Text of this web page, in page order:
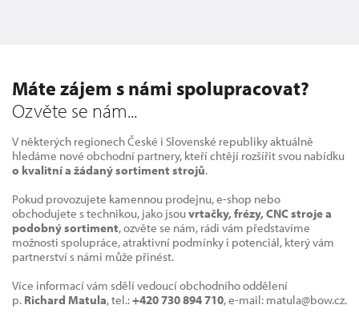
Máte zájem s námi spolupracovat?
Ozvěte se nám...
V některých regionech České i Slovenské republiky aktuálně
hledáme nové obchodní partnery, kteří chtějí rozšířit svou nabídku
o kvalitní a žádaný sortiment strojů.
Pokud provozujete kamennou prodejnu, e-shop nebo
obchodujete s technikou, jako jsouvrtačky, frézy, CNC stroje a
podobný sortiment, ozvěte se nám, rádi vám představíme
možnosti spolupráce, atraktivní podmínky i potenciál, který vám
partnerství s námi může přinést.
Více informací vám sdělí vedoucí obchodního oddělení
p. Richard Matula, tel.:+420 730 894 710, e-mail: matula@bow.cz.